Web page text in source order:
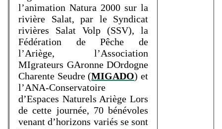
l’animation Natura 2000 sur la
rivière Salat, par le Syndicat
rivières Salat Volp (SSV), la
Fédération de Pêche de
l’Ariège, l’Association
MIgrateurs GAronne DOrdogne
Charente Seudre (MIGADO) et
l’ANA-Conservatoire
d’Espaces Naturels Ariège Lors
de cette journée, 70 bénévoles
venant d’horizons variés se sont